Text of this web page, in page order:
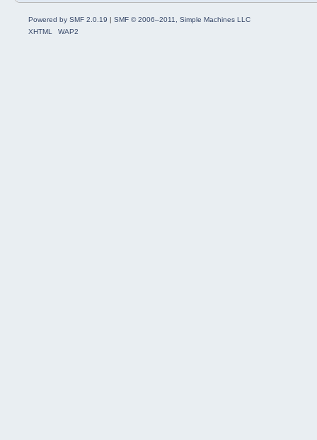
Powered by SMF 2.0.19 | SMF © 2006–2011, Simple Machines LLC
XHTML
WAP2